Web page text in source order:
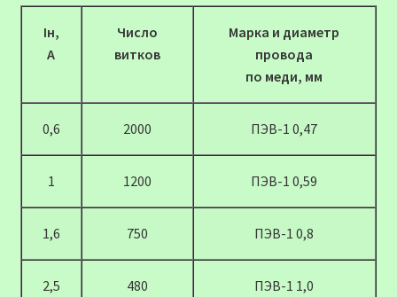
Iн,
А
Число
витков
Марка и диаметр
провода
по меди, мм
0,6 2000 ПЭВ-1 0,47
1 1200 ПЭВ-1 0,59
1,6 750 ПЭВ-1 0,8
2,5 480 ПЭВ-1 1,0